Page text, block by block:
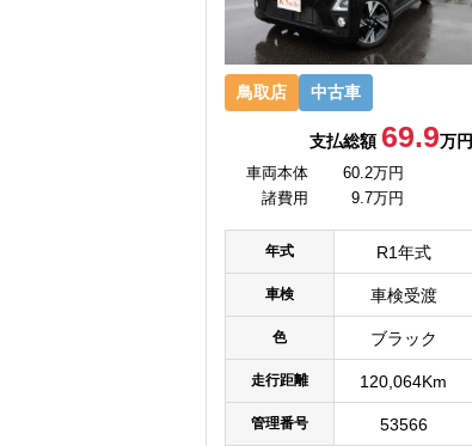
鳥取店 中古車
支払総額 69.9万円
車両本体
60.2万円
諸費用
9.7万円
年式 R1年式
車検 車検受渡
色 ブラック
走行距離 120,064Km
管理番号 53566